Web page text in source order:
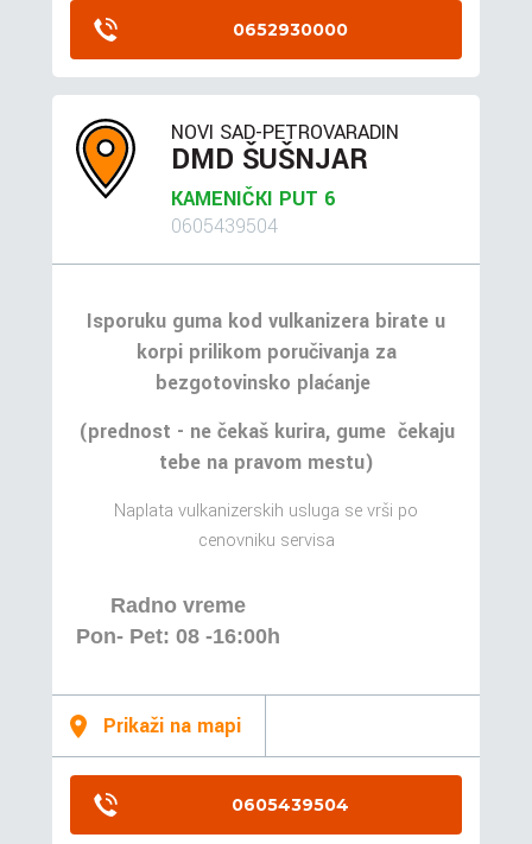
0652930000
NOVI SAD-PETROVARADIN
DMD ŠUŠNJAR
KAMENIČKI PUT 6
0605439504
Isporuku guma kod vulkanizera birate u
korpi prilikom poručivanja za
bezgotovinsko plaćanje
(prednost - ne čekaš kurira, gume čekaju
tebe na pravom mestu)
Naplata vulkanizerskih usluga se vrši po
cenovniku servisa
Radno vreme
Pon- Pet: 08 -16:00h
Prikaži na mapi
0605439504